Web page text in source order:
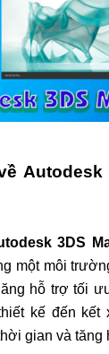
Autodesk
3DS
một môi
hỗ trợ tối
kế đến kết
gian và tăng